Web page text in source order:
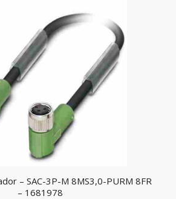
– SAC-3P-M 8MS3,0-PURM 8FR
– 1681978